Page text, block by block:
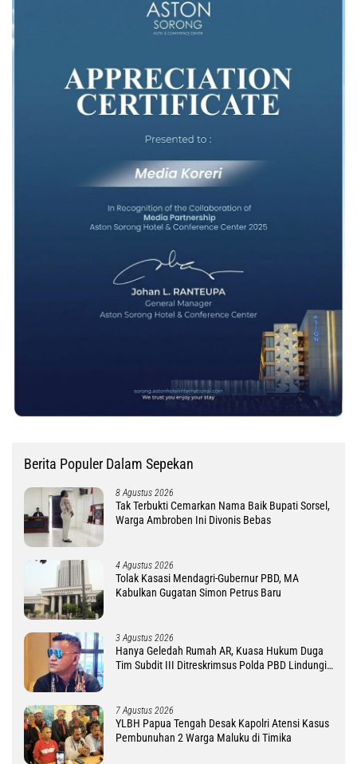
Berita Populer Dalam Sepekan
8 Agustus 2026
Tak Terbukti Cemarkan Nama Baik Bupati Sorsel,
Warga Ambroben Ini Divonis Bebas
4 Agustus 2026
Tolak Kasasi Mendagri-Gubernur PBD, MA
Kabulkan Gugatan Simon Petrus Baru
3 Agustus 2026
Hanya Geledah Rumah AR, Kuasa Hukum Duga
Tim Subdit III Ditreskrimsus Polda PBD Lindungi
7 Agustus 2026
YLBH Papua Tengah Desak Kapolri Atensi Kasus
Pembunuhan 2 Warga Maluku di Timika